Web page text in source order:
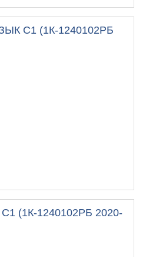
С1 (1К-1240102РБ
(1К-1240102РБ 2020-